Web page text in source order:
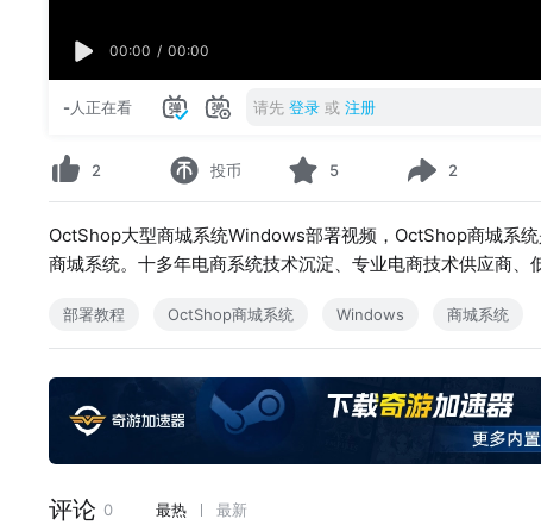
00:00 / 00:00
-人正在看 请先 登录 或 注册
2 投币 5 2
OctShop大型商城系统Windows部署视频，OctShop商城系
商城系统。十多年电商系统技术沉淀、专业电商技术供应商、
部署教程 OctShop商城系统 Windows 商城系统